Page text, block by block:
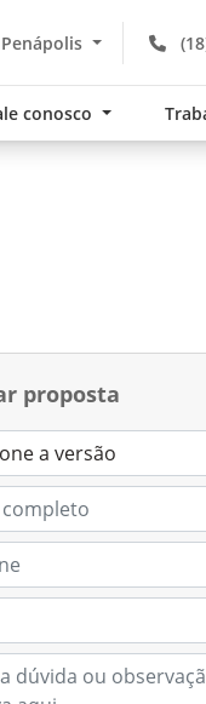
conosco
proposta